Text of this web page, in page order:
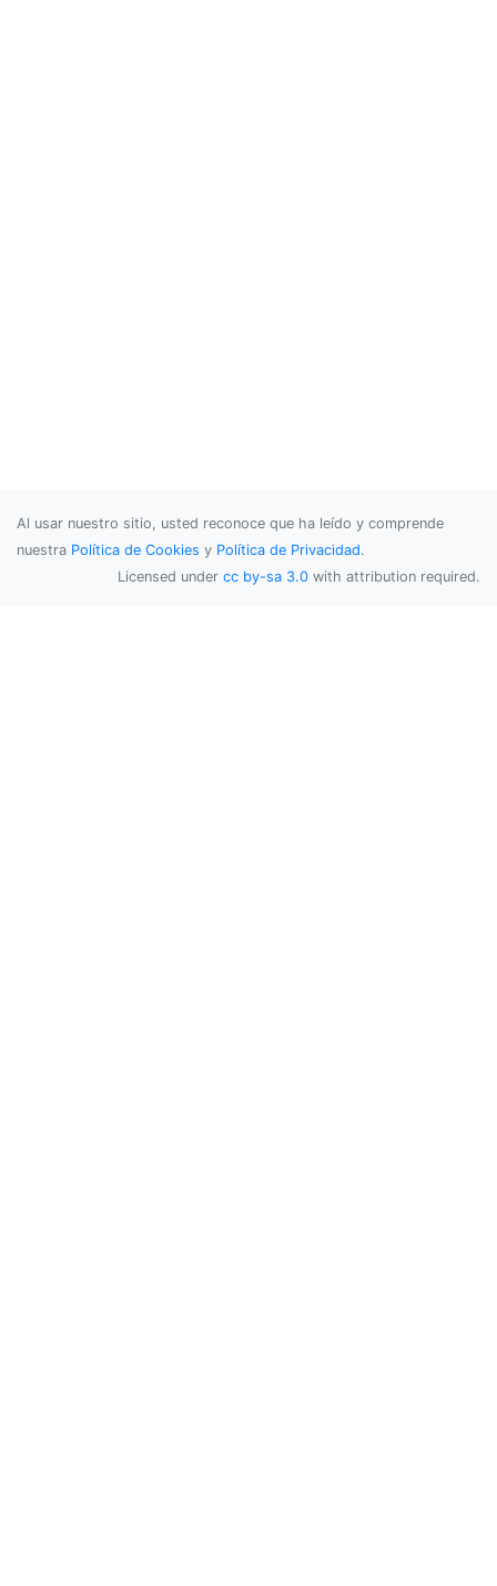
Al usar nuestro sitio, usted reconoce que ha leído y comprende
nuestra Política de Cookies y Política de Privacidad.
Licensed under cc by-sa 3.0 with attribution required.